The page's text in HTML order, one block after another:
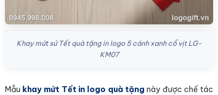
Khay mứt sứ Tết quà tặng in logo 5 cánh xanh cổ vịt LG-
KM07
Mẫu khay mứt Tết in logo quà tặng này được chế tác